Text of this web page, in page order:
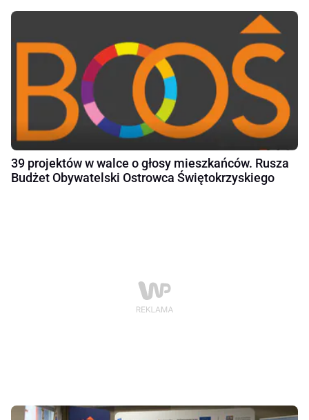
39 projektów w walce o głosy mieszkańców. Rusza
Budżet Obywatelski Ostrowca Świętokrzyskiego